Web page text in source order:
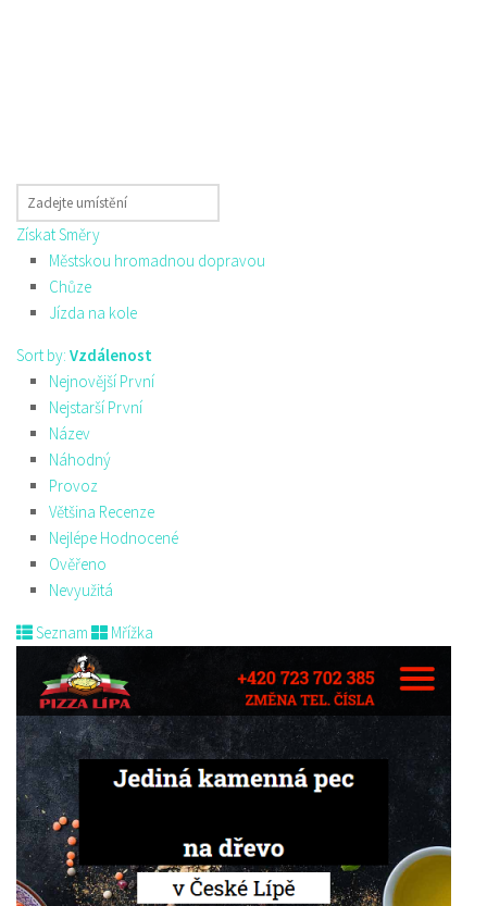
Získat Směry
Městskou hromadnou dopravou
Chůze
Jízda na kole
Sort by: Vzdálenost
Nejnovější První
Nejstarší První
Název
Náhodný
Provoz
Většina Recenze
Nejlépe Hodnocené
Ověřeno
Nevyužitá
Seznam Mřížka